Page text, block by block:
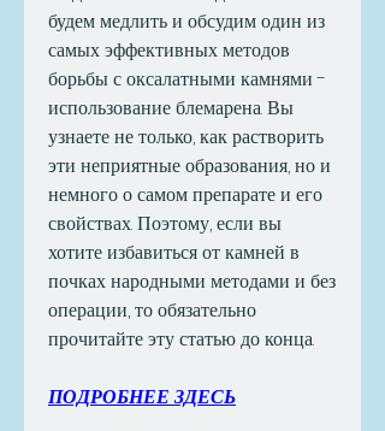
будем медлить и обсудим один из
самых эффективных методов
борьбы с оксалатными камнями -
использование блемарена. Вы
узнаете не только, как растворить
эти неприятные образования, но и
немного о самом препарате и его
свойствах. Поэтому, если вы
хотите избавиться от камней в
почках народными методами и без
операции, то обязательно
прочитайте эту статью до конца.
ПОДРОБНЕЕ ЗДЕСЬ